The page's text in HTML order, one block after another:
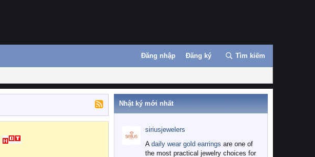
Đăng nhập Đăng ký Tìm kiếm
Nhật ký mới nhất
siriusjewelers
A daily wear gold earrings are one of
the most practical jewelry choices for